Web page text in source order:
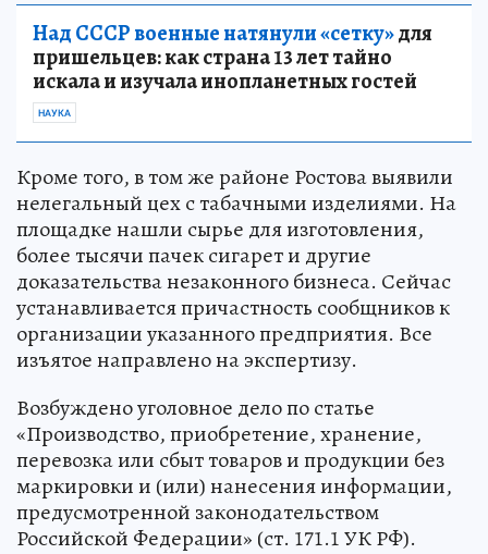
Над СССР военные натянули «сетку»для
пришельцев: как страна 13 лет тайно
искала и изучала инопланетных гостей
НАУКА
Кроме того, в том же районе Ростова выявили
нелегальный цех с табачными изделиями. На
площадке нашли сырье для изготовления,
более тысячи пачек сигарет и другие
доказательства незаконного бизнеса. Сейчас
устанавливается причастность сообщников к
организации указанного предприятия. Все
изъятое направлено на экспертизу.
Возбуждено уголовное дело по статье
«Производство, приобретение, хранение,
перевозка или сбыт товаров и продукции без
маркировки и (или) нанесения информации,
предусмотренной законодательством
Российской Федерации» (ст. 171.1 УК РФ).